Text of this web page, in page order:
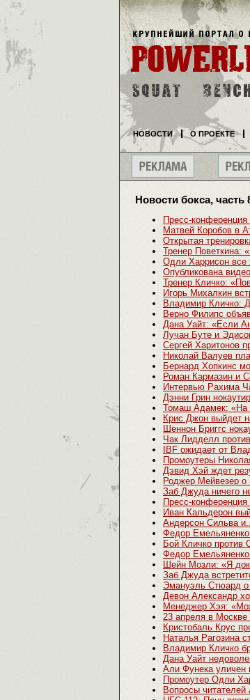
Новости бокса, часть
Пресс-
Матвей Коробов в
Открытая
Тренер Поветкина:
Одли Харрисон все
Опубликована
Тренер Кличко:
Игорь Михалкин
Владимир Кличко:
Верно Филипс
Дана Уайт: «Если
Лучан Буте и
Сергей Харитонов
Николай Валуев
Бернард Хопкинс
Роман Кармазин и
Интервью Рахима
Дэнни Грин
Томаш Адамек: «На
Крис Джон выйдет
Шеннон Бриггс
Чак Лидделл
IBF ожидает от
Промоутеры
Дэвид Хэй ждет
Роджер Мейвезер о
Заб Джуда ничего
Пресс-
Иван Кальдерон
Андерсон Сильва
Федор
Бой Кличко против
Федор
Шейн Мозли: «Я
Заб Джуда
Эмануэль Стюард о
Девон Александр
Менеджер Хэя:
23 апреля в Москве
Кристобаль Крус
Наталья Рагозина
Владимир Кличко
Дана Уайт
Али Фунека уличен
Промоутер Одли
Вопросы
НОВОСТИ О ПРОЕКТЕ